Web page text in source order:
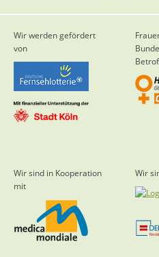
Wir werden gefördert
von
Wir sind in Kooperation
mit
Wir